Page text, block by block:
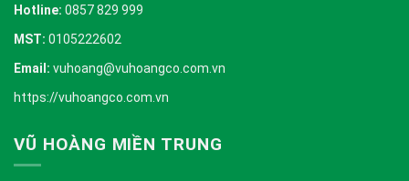
Hotline: 0857 829 999
MST: 0105222602
Email: vuhoang@vuhoangco.com.vn
https://vuhoangco.com.vn
VŨ HOÀNG MIỀN TRUNG